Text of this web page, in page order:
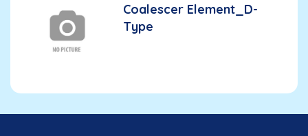
Coalescer Element_D-
Type